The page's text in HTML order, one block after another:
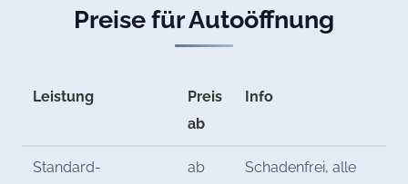
Preise für Autoöffnung
Leistung
Preis
ab
Info
Standard-
ab
Schadenfrei, alle